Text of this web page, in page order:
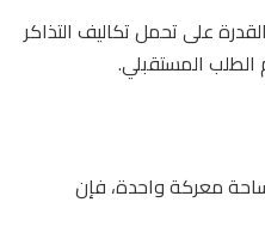
على تحمل تكاليف التذاكر
الطلب المستقبلي.
ساحة معركة واحدة، فإن